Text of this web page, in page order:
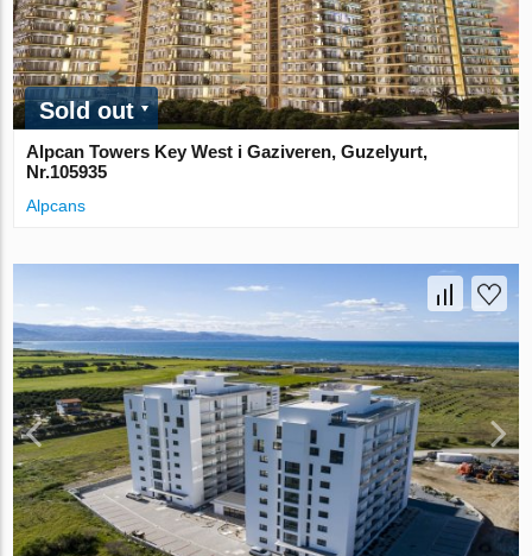
Sold out
Alpcan Towers Key West i Gaziveren, Guzelyurt,
Nr.105935
Alpcans